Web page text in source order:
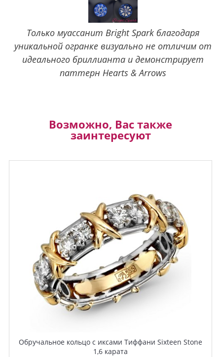
Только муассанит Bright Spark благодаря
уникальной огранке визуально не отличим от
идеального бриллианта и демонстрирует
паттерн Hearts & Arrows
Возможно, Вас также
заинтересуют
Обручальное кольцо с иксами Тиффани Sixteen Stone
1,6 карата